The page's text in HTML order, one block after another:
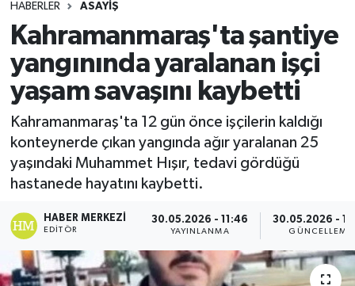
HABERLER ASAYIŞ
Kahramanmaraş'ta şantiye
yangınında yaralanan işçi
yaşam savaşını kaybetti
Kahramanmaraş'ta 12 gün önce işçilerin kaldığı
konteynerde çıkan yangında ağır yaralanan 25
yaşındaki Muhammet Hışır, tedavi gördüğü
hastanede hayatını kaybetti.
HABER MERKEZI
EDITÖR
30.05.2026 - 11:46
YAYINLANMA
30.05.2026 -
GÜNCELLEME
Sağlık
Siyaset
Spor
Teknoloji
Yaşam
Son Dakika Haberleri
Haber Arşivi